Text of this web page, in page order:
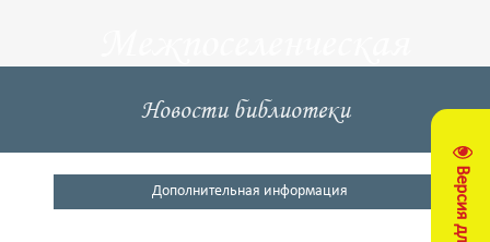
центральная
библиотека
Кущевский район
Новости библиотеки
Дополнительная информация